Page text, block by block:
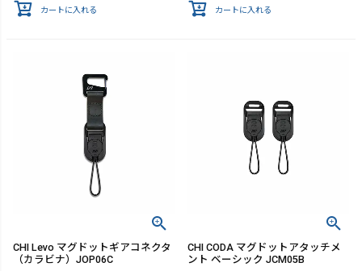
カートに入れる カートに入れる
CHI Levo マグドットギアコネクタ
（カラビナ）JOP06C
CHI CODA マグドットアタッチメ
ント ベーシック JCM05B